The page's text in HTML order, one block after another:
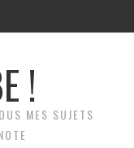
!
MES SUJETS